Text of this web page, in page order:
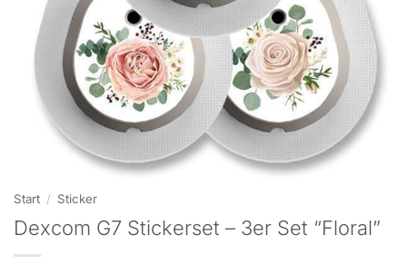
Start / Sticker
Dexcom G7 Stickerset – 3er Set “Floral”